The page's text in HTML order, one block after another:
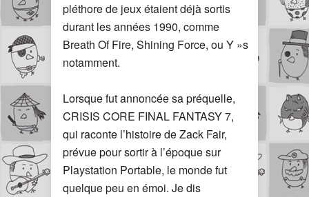
pléthore de jeux étaient déjà sortis
durant les années 1990, comme
Breath Of Fire, Shining Force, ou Y »s
notamment.
Lorsque fut annoncée sa préquelle,
CRISIS CORE FINAL FANTASY 7,
qui raconte l’histoire de Zack Fair,
prévue pour sortir à l’époque sur
Playstation Portable, le monde fut
quelque peu en émoi. Je dis